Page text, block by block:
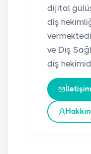
dijital
diş
ve Diş
diş
İletişim